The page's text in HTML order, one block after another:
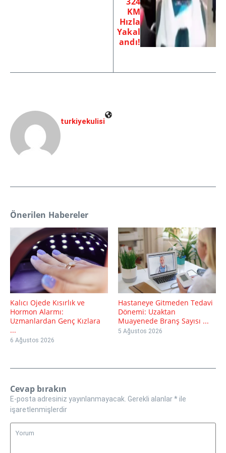
KM
Hızla
Yakal
andı!
turkiyekulisi
Önerilen Habereler
Kalıcı Ojede Kısırlık ve
Hormon Alarmı:
Uzmanlardan Genç Kızlara
...
6 Ağustos 2026
Hastaneye Gitmeden Tedavi
Dönemi: Uzaktan
Muayenede Branş Sayısı ...
5 Ağustos 2026
Cevap bırakın
E-posta adresiniz yayınlanmayacak. Gerekli alanlar*ile
işaretlenmişlerdir